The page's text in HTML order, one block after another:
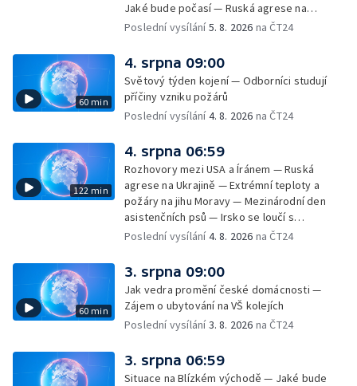
Jaké bude počasí — Ruská agrese na
Ukrajině — Vliv veder na lidské orgány — Při
— Třem obcím na Brněnsku dočasně došla
pitná voda — SP v orientačním běhu v Česku
— Horko a požáry sužují Evropu — Rybářský
příměstský tábor
Poslední vysílání5. 8. 2026 na ČT24
60 min
4. srpna 09:00
Světový týden kojení — Odborníci studují
příčiny vzniku požárů
Poslední vysílání4. 8. 2026 na ČT24
122 min
4. srpna 06:59
Rozhovory mezi USA a Íránem — Ruská
agrese na Ukrajině — Extrémní teploty a
požáry na jihu Moravy — Mezinárodní den
asistenčních psů — Irsko se loučí s
hudebníkem Glenem Hansardem
Poslední vysílání4. 8. 2026 na ČT24
60 min
3. srpna 09:00
Jak vedra promění české domácnosti —
Zájem o ubytování na VŠ kolejích
Poslední vysílání3. 8. 2026 na ČT24
3. srpna 06:59
Situace na Blízkém východě — Jaké bude